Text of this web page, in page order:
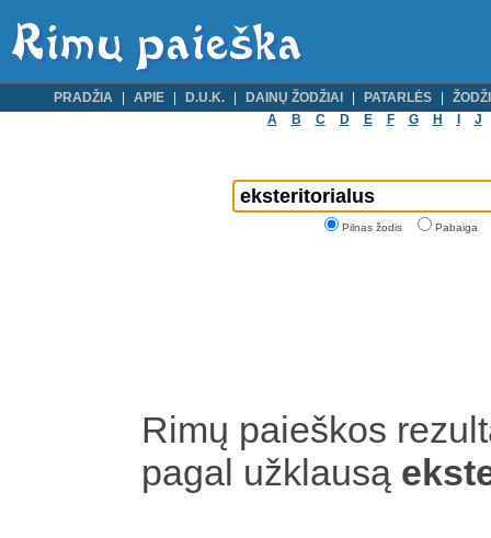
PRADŽIA APIE D.U.K. DAINŲ ŽODŽIAI PATARLĖS
A
B C D E F G H J
Pilnas žodis Pabaiga
Rimų paieškos
pagal užklausą